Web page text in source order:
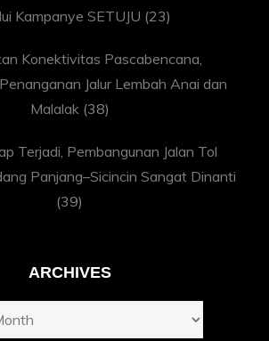
Kampanye SETUJU (23)
Konektivitas Pascabencana,
Jalur Lembah Anai dan
Malalak (38)
Terjadi, Pembangunan Jalan Tol
Panjang–Sicincin Sangat Dinanti
(39)
ARCHIVES